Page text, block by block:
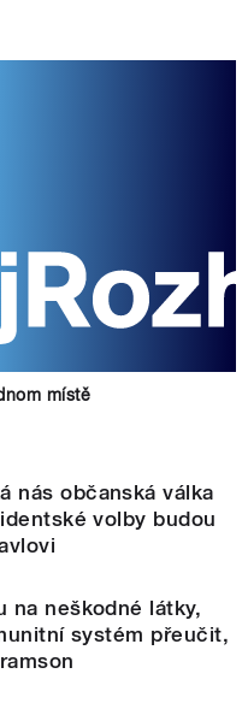
místě
nás občanská válka
volby budou
na neškodné látky,
systém přeučit,